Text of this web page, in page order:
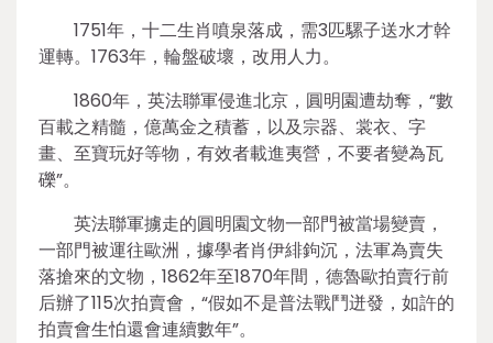
1751年，十二生肖噴泉落成，需3匹騾子送水才幹
運轉。1763年，輪盤破壞，改用人力。
1860年，英法聯軍侵進北京，圓明園遭劫奪，“數
百載之精髓，億萬金之積蓄，以及宗器、裳衣、字
畫、至寶玩好等物，有效者載進夷營，不要者變為瓦
礫”。
英法聯軍擄走的圓明園文物一部門被當場變賣，
一部門被運往歐洲，據學者肖伊緋鉤沉，法軍為賣失
落搶來的文物，1862年至1870年間，德魯歐拍賣行前
后辦了115次拍賣會，“假如不是普法戰鬥迸發，如許的
拍賣會生怕還會連續數年”。